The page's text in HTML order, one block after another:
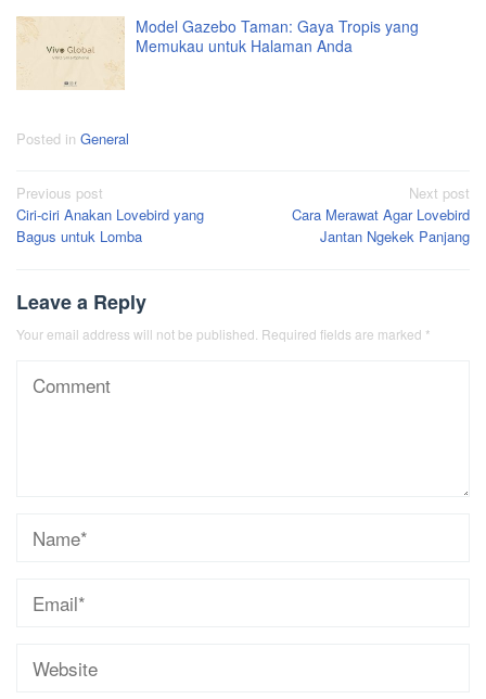
Model Gazebo Taman: Gaya Tropis yang
Memukau untuk Halaman Anda
Posted in General
Post
navigation
Previous post
Ciri-ciri Anakan Lovebird yang
Bagus untuk Lomba
Next post
Cara Merawat Agar Lovebird
Jantan Ngekek Panjang
Leave a Reply
Your email address will not be published. Required fields are marked *